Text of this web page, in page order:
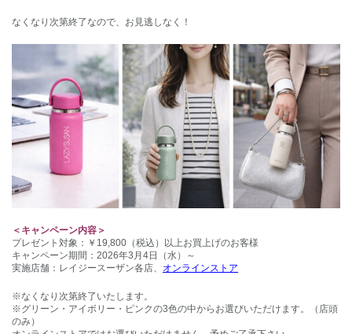
なくなり次第終了なので、お見逃しなく！
＜キャンペーン内容＞
プレゼント対象：￥19,800（税込）以上お買上げのお客様
キャンペーン期間：2026年3月4日（水）～
実施店舗：レイジースーザン各店、 オンラインストア
※なくなり次第終了いたします。
※グリーン・アイボリー・ピンクの3色の中からお選びいただけます。（店頭
のみ）